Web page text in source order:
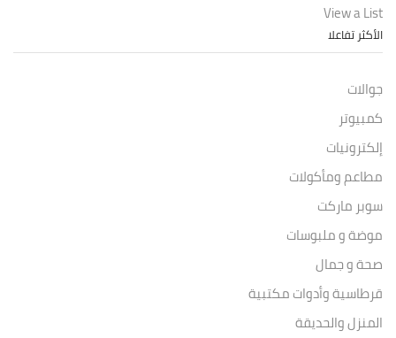
View a List
الأكثر تفاعلا
جوالات
كمبيوتر
إلكترونيات
مطاعم ومأكولات
سوبر ماركت
موضة و ملبوسات
صحة و جمال
قرطاسية وأدوات مكتبية
المنزل والحديقة